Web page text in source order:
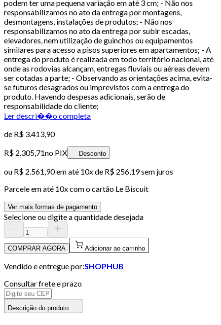
podem ter uma pequena variação em até 3 cm; - Não nos
responsabilizamos no ato da entrega por montagens,
desmontagens, instalações de produtos; - Não nos
responsabilizamos no ato da entrega por subir escadas,
elevadores, nem utilização de guinchos ou equipamentos
similares para acesso a pisos superiores em apartamentos; - A
entrega do produto é realizada em todo território nacional, até
onde as rodovias alcançam, entregas fluviais ou aéreas devem
ser cotadas a parte; - Observando as orientações acima, evita-
se futuros desagrados ou imprevistos com a entrega do
produto. Havendo despesas adicionais, serão de
responsabilidade do cliente;
Ler descri��o completa
de R$ 3.413,90
R$ 2.305,71no PIX Desconto
ou R$ 2.561,90em até 10x de R$ 256,19 sem juros
Parcele em até 10x com o cartão Le Biscuit
Ver mais formas de pagamento
Selecione ou digite a quantidade desejada
COMPRAR AGORA Adicionar ao carrinho
Vendido e entregue por:SHOPHUB
Consultar frete e prazo
Descrição do produto